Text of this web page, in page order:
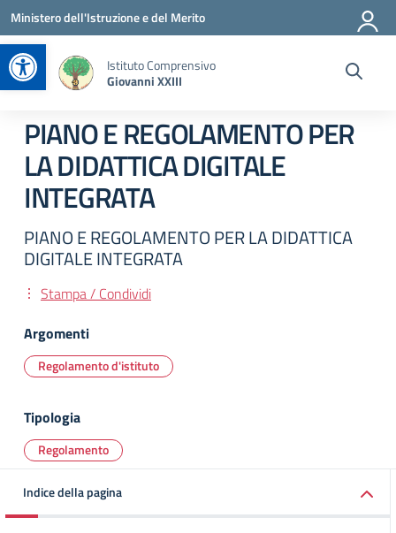
Apri la barra degli strumenti
Vai ai contenuti
Vai al menu di navigazione
Vai al footer
Ministero dell'Istruzione e del Merito
Istituto Comprensivo
Giovanni XXIII
PIANO E REGOLAMENTO PER
LA DIDATTICA DIGITALE
INTEGRATA
PIANO E REGOLAMENTO PER LA DIDATTICA
DIGITALE INTEGRATA
Stampa / Condividi
Argomenti
Regolamento d'istituto
Tipologia
Regolamento
Indice della pagina